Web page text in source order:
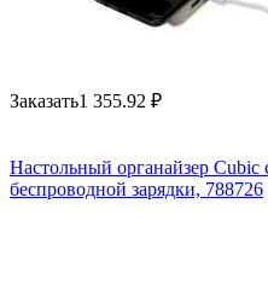
Заказать1 355.92 ₽
Настольный органайзер
беспроводной зарядки, 788726